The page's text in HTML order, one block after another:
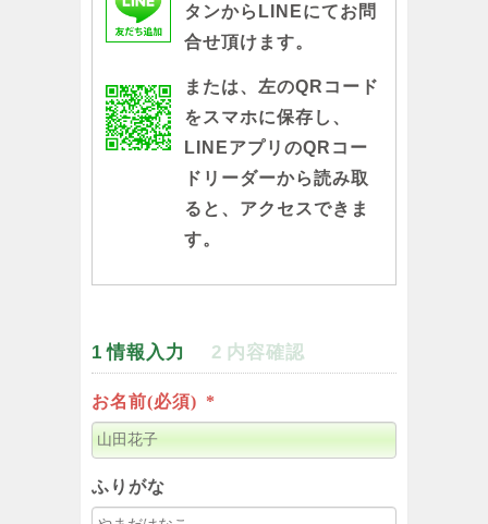
タンからLINEにてお問
合せ頂けます。
または、左のQRコード
をスマホに保存し、
LINEアプリのQRコー
ドリーダーから読み取
ると、アクセスできま
す。
1 情報入力 2 内容確認
お名前(必須) *
ふりがな